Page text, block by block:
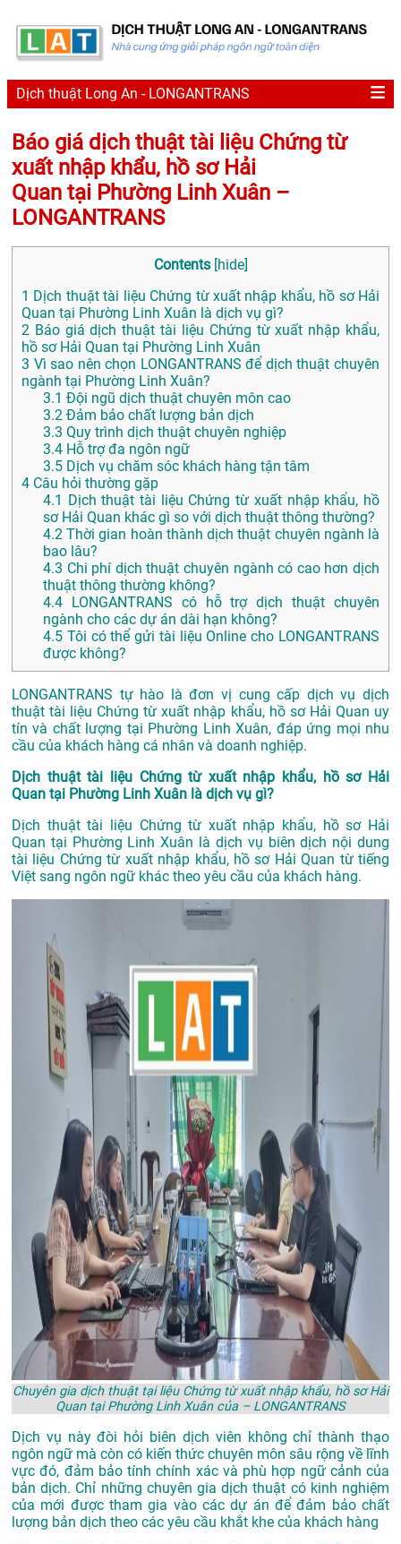
Dịch thuật Long An - LONGANTRANS
Báo giá dịch thuật tài liệu Chứng từ
xuất nhập khẩu, hồ sơ Hải
Quan tại Phường Linh Xuân –
LONGANTRANS
Contents [hide]
1 Dịch thuật tài liệu Chứng từ xuất nhập khẩu, hồ sơ Hải
Quan tại Phường Linh Xuân là dịch vụ gì?
2 Báo giá dịch thuật tài liệu Chứng từ xuất nhập khẩu,
hồ sơ Hải Quan tại Phường Linh Xuân
3 Vì sao nên chọn LONGANTRANS để dịch thuật chuyên
ngành tại Phường Linh Xuân?
3.1 Đội ngũ dịch thuật chuyên môn cao
3.2 Đảm bảo chất lượng bản dịch
3.3 Quy trình dịch thuật chuyên nghiệp
3.4 Hỗ trợ đa ngôn ngữ
3.5 Dịch vụ chăm sóc khách hàng tận tâm
4 Câu hỏi thường gặp
4.1
Dịch thuật tài liệu Chứng từ xuất nhập khẩu, hồ
sơ Hải Quan khác gì so với dịch thuật thông thường?
4.2 Thời gian hoàn thành dịch thuật chuyên ngành là
bao lâu?
4.3 Chi phí dịch thuật chuyên ngành có cao hơn dịch
thuật thông thường không?
4.4 LONGANTRANS có hỗ trợ dịch thuật chuyên
ngành cho các dự án dài hạn không?
4.5 Tôi có thể gửi tài liệu Online cho LONGANTRANS
được không?
LONGANTRANS tự hào là đơn vị cung cấp dịch vụ dịch
thuật tài liệu Chứng từ xuất nhập khẩu, hồ sơ Hải Quan uy
tín và chất lượng tại Phường Linh Xuân, đáp ứng mọi nhu
cầu của khách hàng cá nhân và doanh nghiệp.
Dịch thuật tài liệu Chứng từ xuất nhập khẩu, hồ sơ Hải
Quan tại Phường Linh Xuân là dịch vụ gì?
Dịch thuật tài liệu Chứng từ xuất nhập khẩu, hồ sơ Hải
Quan tại Phường Linh Xuân là dịch vụ biên dịch nội dung
tài liệu Chứng từ xuất nhập khẩu, hồ sơ Hải Quan từ tiếng
Việt sang ngôn ngữ khác theo yêu cầu của khách hàng.
Chuyên gia dịch thuật tại liệu Chứng từ xuất nhập khẩu, hồ sơ Hải
Quan tại Phường Linh Xuân của – LONGANTRANS
Dịch vụ này đòi hỏi biên dịch viên không chỉ thành thạo
ngôn ngữ mà còn có kiến thức chuyên môn sâu rộng về lĩnh
vực đó, đảm bảo tính chính xác và phù hợp ngữ cảnh của
bản dịch. Chỉ những chuyên gia dịch thuật có kinh nghiệm
của mới được tham gia vào các dự án để đảm bảo chất
lượng bản dịch theo các yêu cầu khắt khe của khách hàng